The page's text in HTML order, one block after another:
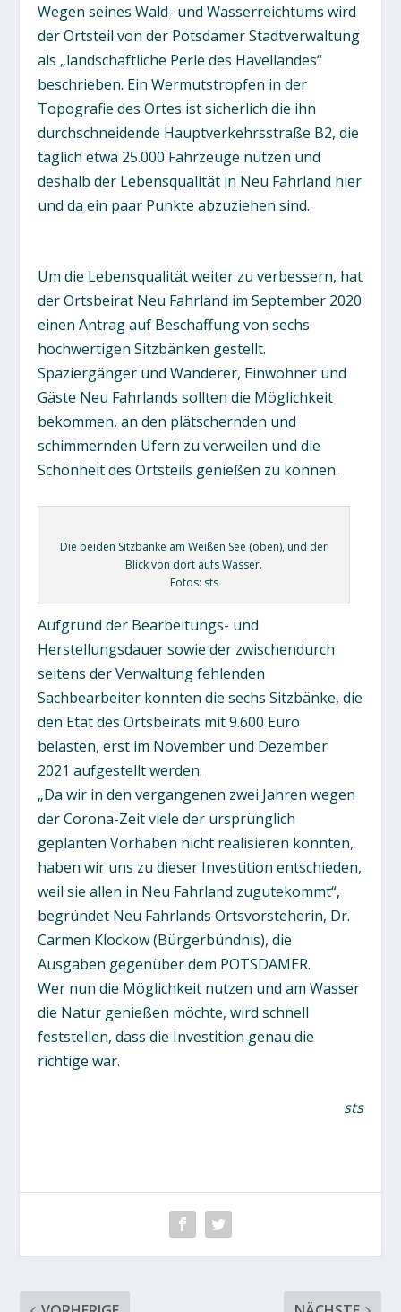
Wegen seines Wald- und Wasserreichtums wird
der Ortsteil von der Potsdamer Stadtverwaltung
als „landschaftliche Perle des Havellandes“
beschrieben. Ein Wermutstropfen in der
Topografie des Ortes ist sicherlich die ihn
durchschneidende Hauptverkehrsstraße B2, die
täglich etwa 25.000 Fahrzeuge nutzen und
deshalb der Lebensqualität in Neu Fahrland hier
und da ein paar Punkte abzuziehen sind.
Um die Lebensqualität weiter zu verbessern, hat
der Ortsbeirat Neu Fahrland im September 2020
einen Antrag auf Beschaffung von sechs
hochwertigen Sitzbänken gestellt.
Spaziergänger und Wanderer, Einwohner und
Gäste Neu Fahrlands sollten die Möglichkeit
bekommen, an den plätschernden und
schimmernden Ufern zu verweilen und die
Schönheit des Ortsteils genießen zu können.
Die beiden Sitzbänke am Weißen See (oben), und der
Blick von dort aufs Wasser.
Fotos: sts
Aufgrund der Bearbeitungs- und
Herstellungsdauer sowie der zwischendurch
seitens der Verwaltung fehlenden
Sachbearbeiter konnten die sechs Sitzbänke, die
den Etat des Ortsbeirats mit 9.600 Euro
belasten, erst im November und Dezember
2021 aufgestellt werden.
„Da wir in den vergangenen zwei Jahren wegen
der Corona-Zeit viele der ursprünglich
geplanten Vorhaben nicht realisieren konnten,
haben wir uns zu dieser Investition entschieden,
weil sie allen in Neu Fahrland zugutekommt“,
begründet Neu Fahrlands Ortsvorsteherin, Dr.
Carmen Klockow (Bürgerbündnis), die
Ausgaben gegenüber dem POTSDAMER.
Wer nun die Möglichkeit nutzen und am Wasser
die Natur genießen möchte, wird schnell
feststellen, dass die Investition genau die
richtige war.
sts